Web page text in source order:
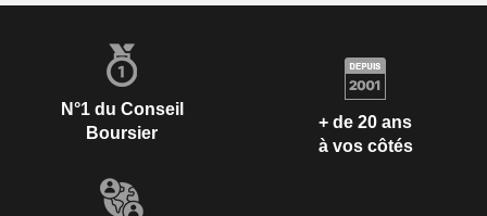
N°1 du Conseil
Boursier
+ de 20 ans
à vos côtés